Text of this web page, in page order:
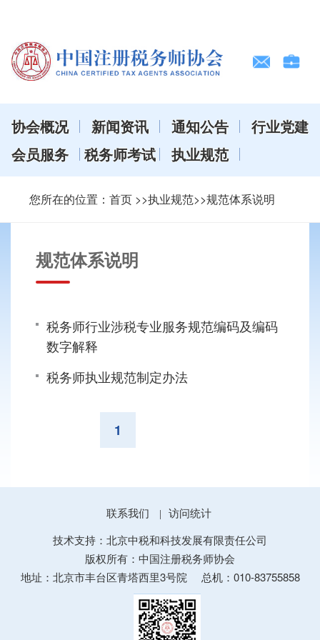
协会概况 新闻资讯 通知公告
行业党建
会员服务
税务师考试 执业规范
您所在的位置： 首页 >>执业规范>>规范体系说明
规范体系说明
税务师行业涉税专业服务规范编码及编码
数字解释
税务师执业规范制定办法
1
联系我们 |
访问统计
技术支持：北京中税和科技发展有限责任公司
版权所有：中国注册税务师协会
地址：北京市丰台区青塔西里3号院
总机：010-83755858